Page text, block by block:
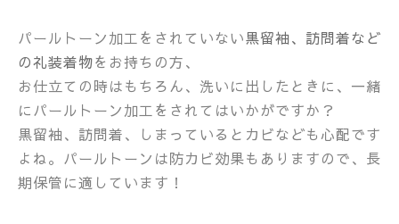
パールトーン加工をされていない黒留袖、訪問着など
の礼装着物をお持ちの方、
お仕立ての時はもちろん、洗いに出したときに、一緒
にパールトーン加工をされてはいかがですか？
黒留袖、訪問着、しまっているとカビなども心配です
よね。パールトーンは防カビ効果もありますので、長
期保管に適しています！